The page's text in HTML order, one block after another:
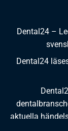
Dental24 –
Dental24
aktuella